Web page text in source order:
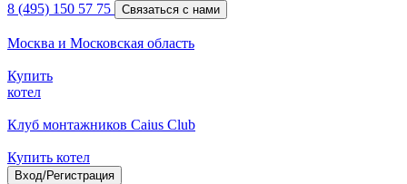
8 (495) 150 57 75 Связаться с нами
Москва и Московская область
Купить
котел
Клуб монтажников Caius Club
Купить котел
Вход/Регистрация